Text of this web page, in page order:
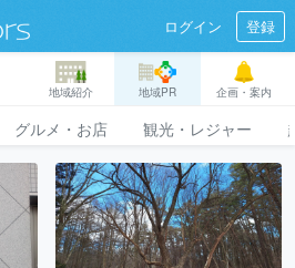
ログイン 登録
地域紹介 地域PR 企画・案内
グルメ・お店 観光・レジャー